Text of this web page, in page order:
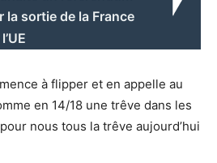
la sortie de la France
à flipper et en appelle au
en 14/18 une trêve dans les
nous tous la trêve aujourd’hui